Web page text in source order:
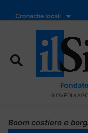
Cronache locali
GIOVEDÌ 6
Boom costiero e